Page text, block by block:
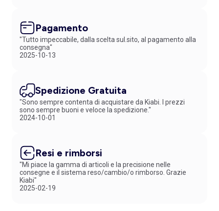
Pagamento
"Tutto impeccabile, dalla scelta sul.sito, al pagamento alla
consegna"
2025-10-13
Spedizione Gratuita
"Sono sempre contenta di acquistare da Kiabi. I prezzi
sono sempre buoni e veloce la spedizione."
2024-10-01
Resi e rimborsi
"Mi piace la gamma di articoli e la precisione nelle
consegne e il sistema reso/cambio/o rimborso. Grazie
Kiabi"
2025-02-19